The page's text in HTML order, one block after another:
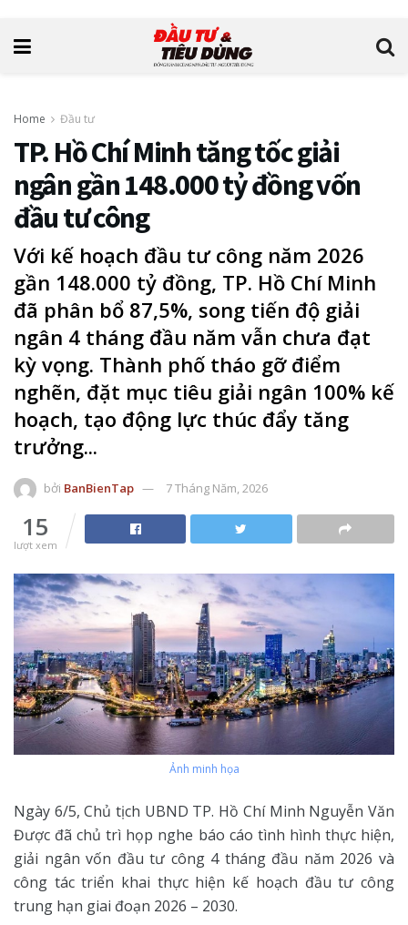
Home Đầu tư
TP. Hồ Chí Minh tăng tốc giải
ngân gần 148.000 tỷ đồng vốn
đầu tư công
Với kế hoạch đầu tư công năm 2026
gần 148.000 tỷ đồng, TP. Hồ Chí Minh
đã phân bổ 87,5%, song tiến độ giải
ngân 4 tháng đầu năm vẫn chưa đạt
kỳ vọng. Thành phố tháo gỡ điểm
nghẽn, đặt mục tiêu giải ngân 100% kế
hoạch, tạo động lực thúc đẩy tăng
trưởng...
bởi BanBienTap 7 Tháng Năm, 2026
15
lượt xem
Ảnh minh họa
Ngày 6/5, Chủ tịch UBND TP. Hồ Chí Minh Nguyễn Văn
Được đã chủ trì họp nghe báo cáo tình hình thực hiện,
giải ngân vốn đầu tư công 4 tháng đầu năm 2026 và
công tác triển khai thực hiện kế hoạch đầu tư công
trung hạn giai đoạn 2026 – 2030.